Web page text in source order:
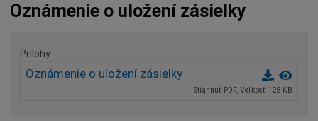
Úradné hodiny
Oznamy mesta
Agendy (Životné situácie)
Oznámenie o uložení zásielky
Prílohy
Oznámenie o uložení zásielky
Stiahnuť PDF, Veľkosť 128 KB